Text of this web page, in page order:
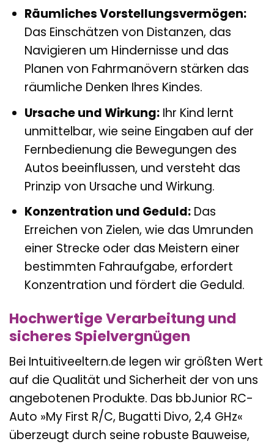
Räumliches Vorstellungsvermögen:
Das Einschätzen von Distanzen, das
Navigieren um Hindernisse und das
Planen von Fahrmanövern stärken das
räumliche Denken Ihres Kindes.
Ursache und Wirkung:Ihr Kind lernt
unmittelbar, wie seine Eingaben auf der
Fernbedienung die Bewegungen des
Autos beeinflussen, und versteht das
Prinzip von Ursache und Wirkung.
Konzentration und Geduld:Das
Erreichen von Zielen, wie das Umrunden
einer Strecke oder das Meistern einer
bestimmten Fahraufgabe, erfordert
Konzentration und fördert die Geduld.
Hochwertige Verarbeitung und
sicheres Spielvergnügen
Bei Intuitiveeltern.de legen wir größten Wert
auf die Qualität und Sicherheit der von uns
angebotenen Produkte. Das bbJunior RC-
Auto »My First R/C, Bugatti Divo, 2,4 GHz«
überzeugt durch seine robuste Bauweise,